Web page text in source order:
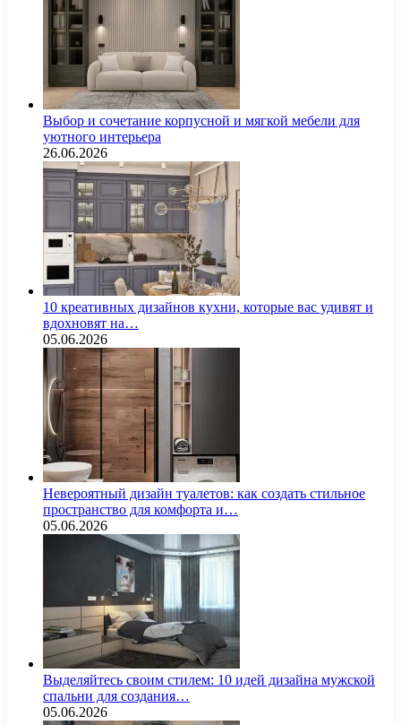
Выбор и сочетание корпусной и мягкой мебели для
уютного интерьера
26.06.2026
10 креативных дизайнов кухни, которые вас удивят и
вдохновят на…
05.06.2026
Невероятный дизайн туалетов: как создать стильное
пространство для комфорта и…
05.06.2026
Выделяйтесь своим стилем: 10 идей дизайна мужской
спальни для создания…
05.06.2026